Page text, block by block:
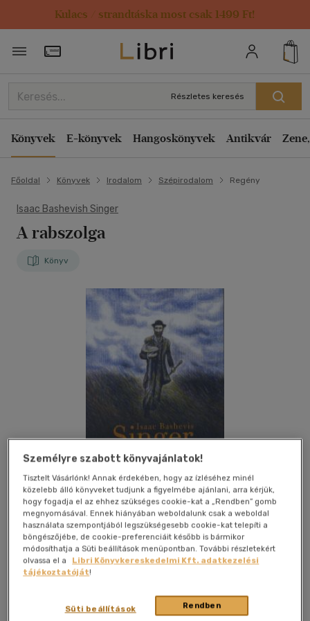
Kulacs / strandtáska most csak 1499 Ft!
Törzsvásárlói Kártya adatai
Részletes keresés
Könyvek E-könyvek Hangoskönyvek Antikvár
Főoldal Könyvek Irodalom Szépirodalom Regény
Isaac Bashevish Singer
A rabszolga
Könyv
Kívánságlistához adom Megosztom
Novella Kiadó Kft.
Személyre szabott könyvajánlatok!
Tisztelt Vásárlónk! Annak érdekében, hogy az ízléséhez minél
közelebb álló könyveket tudjunk a figyelmébe ajánlani, arra kérjük,
hogy fogadja el az ehhez szükséges cookie-kat a „Rendben” gomb
megnyomásával. Ennek hiányában weboldalunk csak a weboldal
használata szempontjából legszükségesebb cookie-kat telepíti a
böngészőjébe, de cookie-preferenciáit később is bármikor
módosíthatja a Süti beállítások menüpontban. További részletekért
olvassa el a
Libri Könyvkereskedelmi Kft. adatkezelési
tájékoztatóját!
Rendben
Süti beállítások